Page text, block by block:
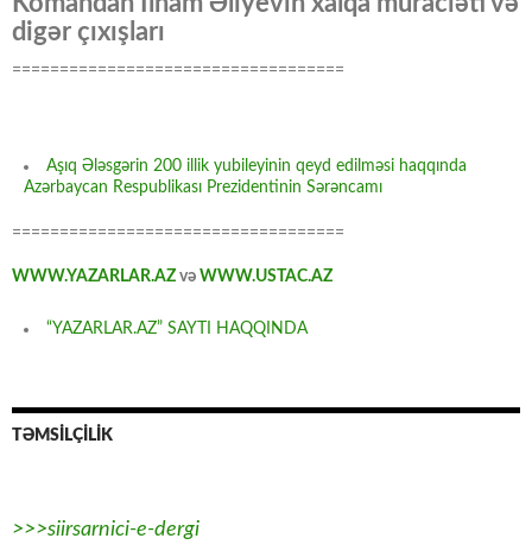
digər çıxışları
===================================
Aşıq Ələsgərin 200 illik yubileyinin qeyd edilməsi haqqında
Azərbaycan Respublikası Prezidentinin Sərəncamı
===================================
WWW.YAZARLAR.AZ və WWW.USTAC.AZ
“YAZARLAR.AZ” SAYTI HAQQINDA
TƏMSİLÇİLİK
>>>siirsarnici-e-dergi